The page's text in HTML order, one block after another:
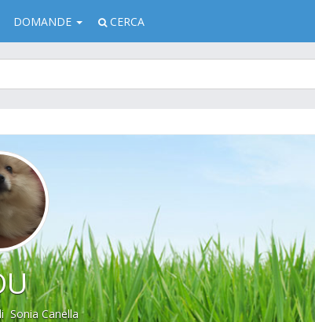
DOMANDE CERCA
Sonia Canella